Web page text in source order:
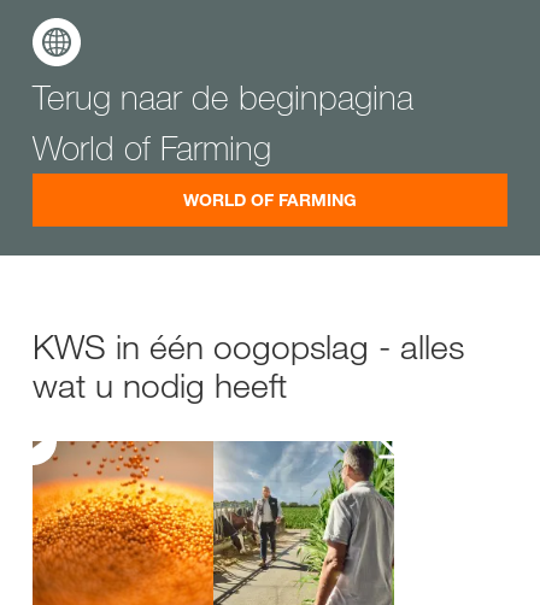
Terug naar de beginpagina
World of Farming
WORLD OF FARMING
KWS in één oogopslag - alles
wat u nodig heeft